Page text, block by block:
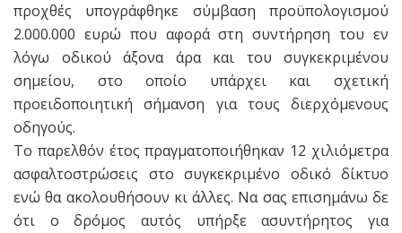
προχθές υπογράφθηκε σύμβαση προϋπολογισμού
2.000.000 ευρώ που αφορά στη συντήρηση του εν
λόγω οδικού άξονα άρα και του συγκεκριμένου
σημείου, στο οποίο υπάρχει και σχετική
προειδοποιητική σήμανση για τους διερχόμενους
οδηγούς.
Το παρελθόν έτος πραγματοποιήθηκαν 12 χιλιόμετρα
ασφαλτοστρώσεις στο συγκεκριμένο οδικό δίκτυο
ενώ θα ακολουθήσουν κι άλλες. Να σας επισημάνω δε
ότι ο δρόμος αυτός υπήρξε ασυντήρητος για